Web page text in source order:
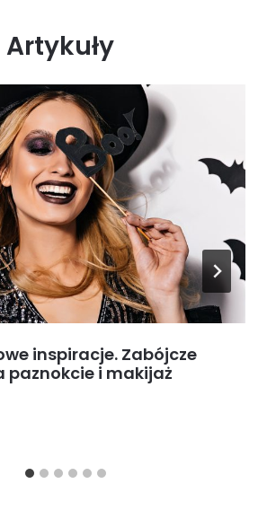
inspiracje. Zabójcze
paznokcie i makijaż